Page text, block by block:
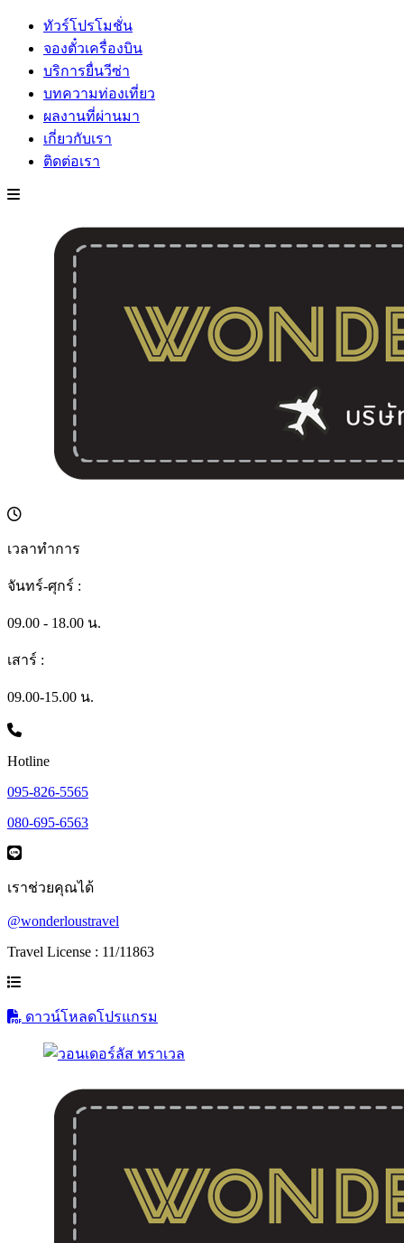
ทัวร์โปรโมชั่น
จองตั๋วเครื่องบิน
บริการยื่นวีซ่า
บทความท่องเที่ยว
ผลงานที่ผ่านมา
เกี่ยวกับเรา
ติดต่อเรา
เวลาทำการ
จันทร์-ศุกร์ :
09.00 - 18.00 น.
เสาร์ :
09.00-15.00 น.
Hotline
095-826-5565
080-695-6563
เราช่วยคุณได้
@wonderloustravel
Travel License : 11/11863
ดาวน์โหลดโปรแกรม